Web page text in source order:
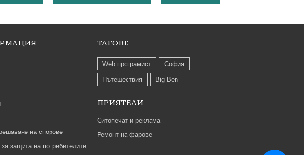
на спорове
защита на потребителите
ТАГОВЕ
Web програмист София
Пътешествия Big Ben
ПРИЯТЕЛИ
Ситопечат и реклама
Ремонт на фарове